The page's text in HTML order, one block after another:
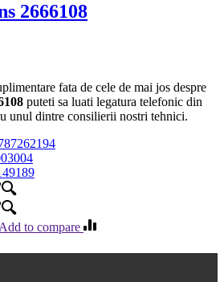
2666108
fata de cele de mai jos despre
puteti sa luati legatura telefonic din
unul dintre consilierii nostri tehnici.
Add to compare